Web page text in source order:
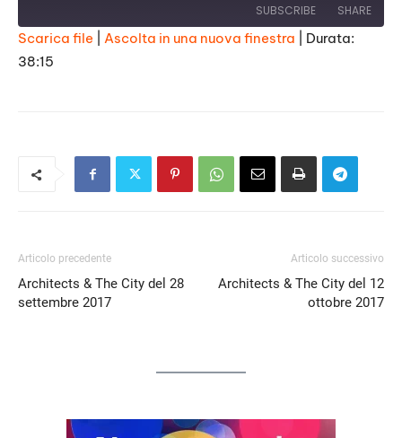
SUBSCRIBE SHARE
SHARE
Scarica file Ascolta in una nuova finestra
Durata:
38:15
Articolo precedente
Architects & The City del 28
settembre 2017
Articolo successivo
Architects & The City del 12
ottobre 2017